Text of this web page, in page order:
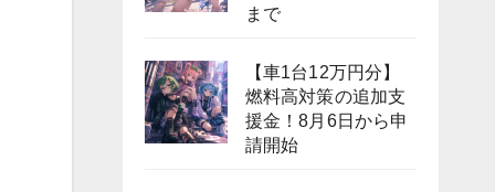
まで
【車1台12万円分】
燃料高対策の追加支
援金！8月6日から申
請開始